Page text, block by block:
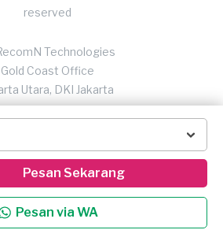
Pesan Sekarang
Pesan via WA
reserved
Technologies
Gold Coast Office
Utara, DKI Jakarta